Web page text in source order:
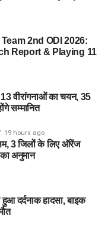
2nd ODI 2026:
Report & Playing 11
वीरांगनाओं का चयन, 35
सम्मानित
19 hours ago
3 जिलों के लिए ऑरेंज
अनुमान
दर्दनाक हादसा, बाइक